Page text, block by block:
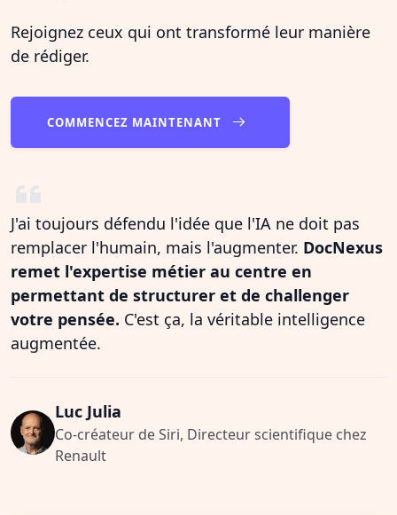
Rejoignez ceux qui ont transformé leur manière
de rédiger.
COMMENCEZ MAINTENANT
J'ai toujours défendu l'idée que l'IA ne doit pas
remplacer l'humain, mais l'augmenter. DocNexus
remet l'expertise métier au centre en
permettant de structurer et de challenger
votre pensée. C'est ça, la véritable intelligence
augmentée.
Luc Julia
Co-créateur de Siri, Directeur scientifique chez
Renault